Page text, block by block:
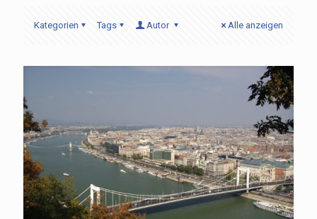
Kategorien Tags Autor Alle anzeigen